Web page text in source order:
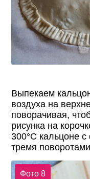
Выпекаем
воздуха на
поворачивая,
рисунка на
300°С кальцоне
тремя
Фото 8